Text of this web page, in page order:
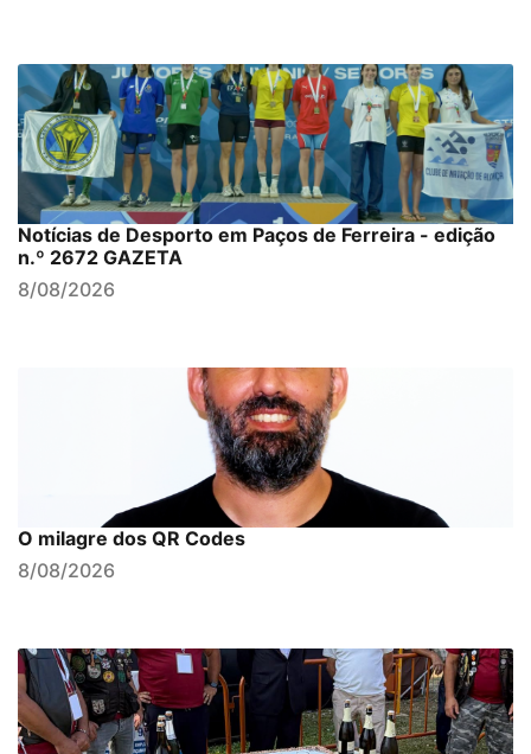
Notícias de Desporto em Paços de Ferreira - edição
n.º 2672 GAZETA
8/08/2026
O milagre dos QR Codes
8/08/2026